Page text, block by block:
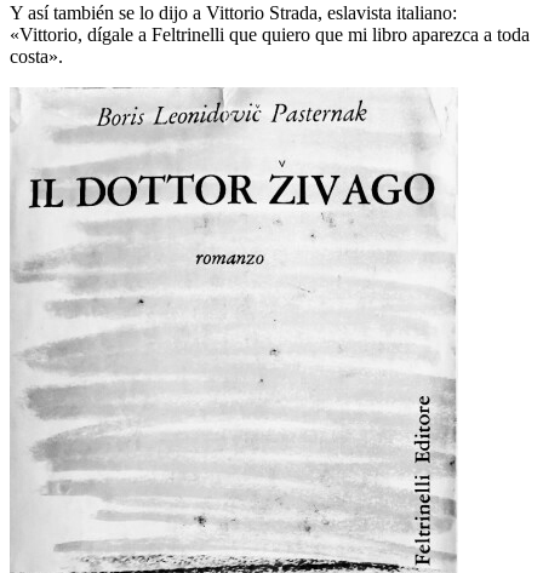
Y así también se lo dijo a Vittorio Strada, eslavista italiano:
«Vittorio, dígale a Feltrinelli que quiero que mi libro aparezca a toda
costa».